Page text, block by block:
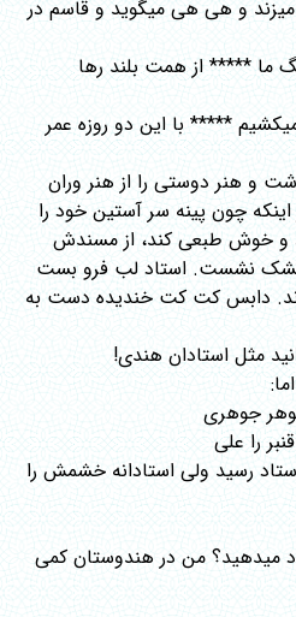
و هی هی میگوید و قاسم در
ما ***** از همت بلند رها
***** با این دو روزه عمر
و هنر دوستی را از هنر وران
چون پینه سر آستین خود را
و خوش طبعی کند، از مسندش
تشک نشست. استاد لب فرو بست
دابس کت کت خندیده دست به
مثل استادان هندی!
جوهری
را علی
رسید ولی استادانه خشمش را
میدهید؟ من در هندوستان کمی